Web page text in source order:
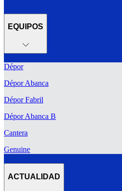
EQUIPOS
Dépor
Dépor Abanca
Dépor Fabril
Dépor Abanca B
Cantera
Genuine
ACTUALIDAD